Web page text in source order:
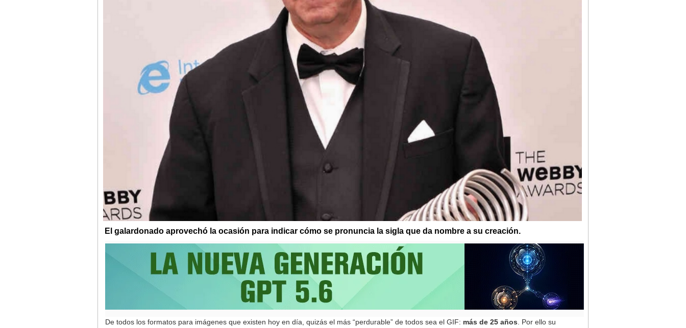
El galardonado aprovechó la ocasión para indicar cómo se pronuncia la sigla que da nombre a su creación.
De todos los formatos para imágenes que existen hoy en día, quizás el más “perdurable” de todos sea el GIF: más de 25 años . Por ello su